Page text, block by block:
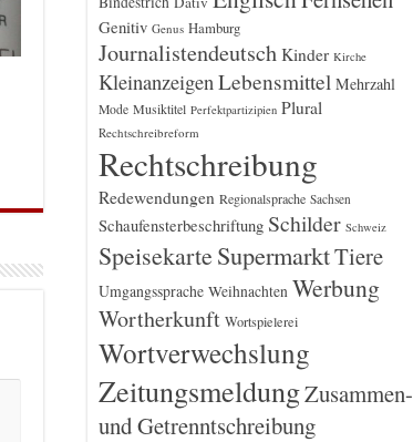
Genitiv Genus Hamburg
Journalistendeutsch Kinder Kirche
Kleinanzeigen Lebensmittel Mehrzahl
Mode Musiktitel Perfektpartizipien Plural
Rechtschreibreform
Rechtschreibung
Redewendungen Regionalsprache Sachsen
Schaufensterbeschriftung Schilder Schweiz
Speisekarte SupermarktTiere
Umgangssprache Weihnachten Werbung
Wortherkunft Wortspielerei
Wortverwechslung
ZeitungsmeldungZusammen-
und Getrenntschreibung